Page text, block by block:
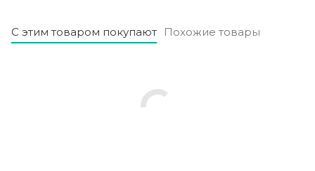
С этим товаром покупают Похожие товары